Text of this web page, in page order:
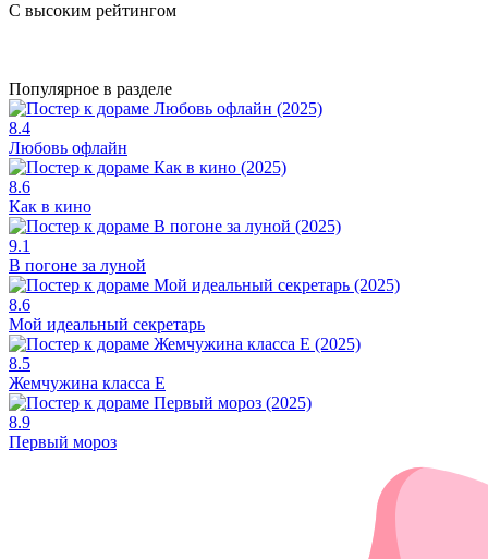
С высоким рейтингом
Популярное в разделе
8.4
Любовь офлайн
8.6
Как в кино
9.1
В погоне за луной
8.6
Мой идеальный секретарь
8.5
Жемчужина класса Е
8.9
Первый мороз